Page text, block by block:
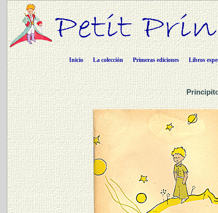
Inicio La colección Primeras ediciones Libros